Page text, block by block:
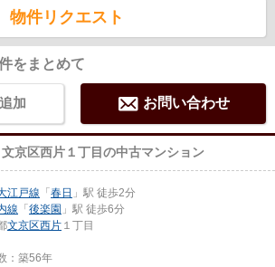
物件リクエスト
をまとめて
加 お問い合わせ
文京区西片１丁目の中古マンション
江戸線 「春日 」駅 徒歩2分
線 「後楽園 」駅 徒歩6分
文京区西片 １丁目
：築56年